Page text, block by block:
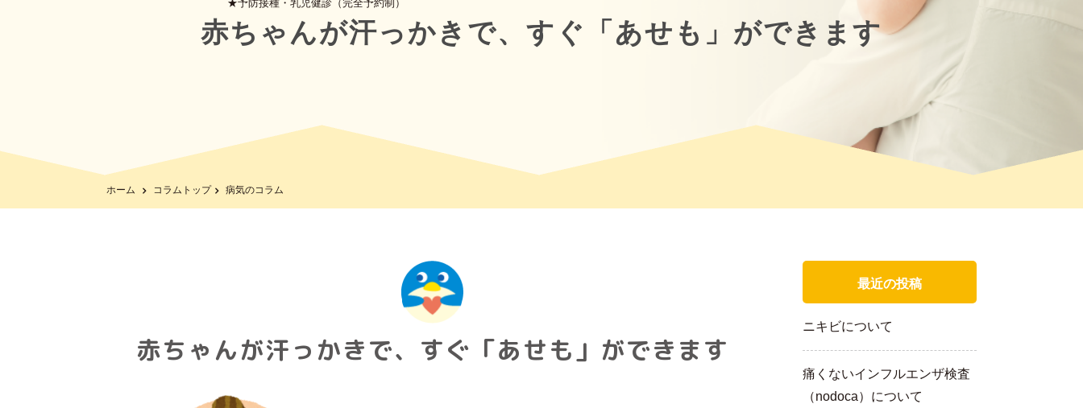
★予防接種・乳児健診（完全予約制）
赤ちゃんが汗っかきで、すぐ「あせも」ができます
ホーム コラムトップ 病気のコラム
赤ちゃんが汗っかきで、すぐ「あせも」ができます
最近の投稿
ニキビについて
痛くないインフルエンザ検査
（nodoca）について